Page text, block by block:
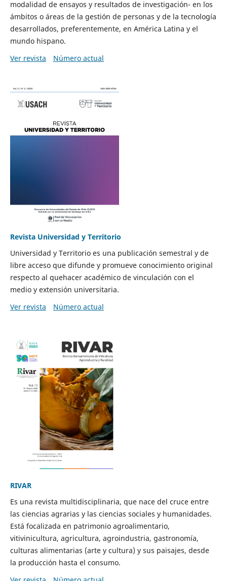
modalidad de ensayos y resultados de investigación- en los
ámbitos o áreas de la gestión de personas y de la tecnología
desarrollados, preferentemente, en América Latina y el
mundo hispano.
Ver revista
Número actual
Revista Universidad y Territorio
Universidad y Territorio es una publicación semestral y de
libre acceso que difunde y promueve conocimiento original
respecto al quehacer académico de vinculación con el
medio y extensión universitaria.
Ver revista
Número actual
RIVAR
Es una revista multidisciplinaria, que nace del cruce entre
las ciencias agrarias y las ciencias sociales y humanidades.
Está focalizada en patrimonio agroalimentario,
vitivinicultura, agricultura, agroindustria, gastronomía,
culturas alimentarias (arte y cultura) y sus paisajes, desde
la producción hasta el consumo.